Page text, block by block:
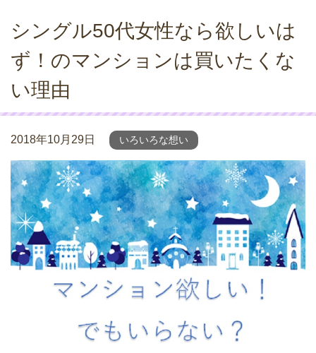
シングル50代女性なら欲しいは
ず！のマンションは買いたくな
い理由
2018年10月29日 いろいろな想い